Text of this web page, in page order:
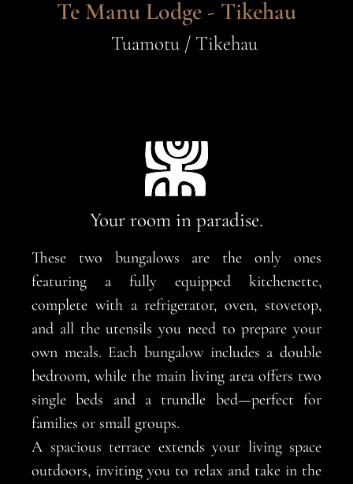
Te Manu Lodge - Tikehau
Tuamotu / Tikehau
Your room in paradise.
These two bungalows are the only ones
featuring a fully equipped kitchenette,
complete with a refrigerator, oven, stovetop,
and all the utensils you need to prepare your
own meals. Each bungalow includes a double
bedroom, while the main living area offers two
single beds and a trundle bed—perfect for
families or small groups.
A spacious terrace extends your living space
outdoors, inviting you to relax and take in the